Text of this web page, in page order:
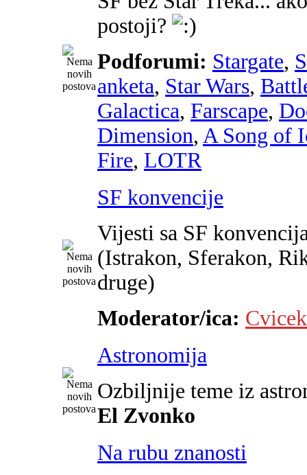
postoji?
Podforumi: Stargate,
anketa, Star Wars,
Galactica, Farscape,
Dimension, A Song of
Fire, LOTR
SF konvencije
Vijesti sa SF
(Istrakon, Sferakon,
druge)
Moderator/ica: Cvicek
Astronomija
Ozbiljnije teme iz
El Zvonko
Na rubu znanosti